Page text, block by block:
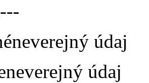
---
neverejný údaj
neverejný údaj